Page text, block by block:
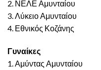
2. ΝΕΛΕ Αμυνταίου
3. Λύκειο Αμυνταίου
4. Εθνικός Κοζάνης
Γυναίκες
1. Αμύντας Αμυνταίου